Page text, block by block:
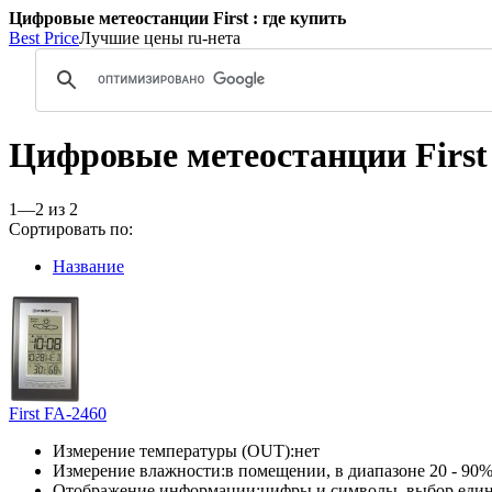
Цифровые метеостанции First : где купить
Best PriceЛучшие цены ru-нета
Цифровые метеостанции First
1—2 из 2
Сортировать по:
Название
First FA-2460
Измерение температуры (OUT):нет
Измерение влажности:в помещении, в диапазоне 20 - 90%